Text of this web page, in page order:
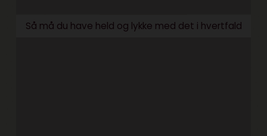
Så må du have held og lykke med det i hvertfald